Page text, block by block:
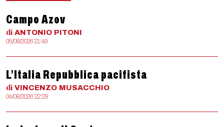
Campo Azov
di ANTONIO PITONI
05/08/2026 21:49
L’Italia Repubblica pacifista
di VINCENZO MUSACCHIO
04/08/2026 22:29